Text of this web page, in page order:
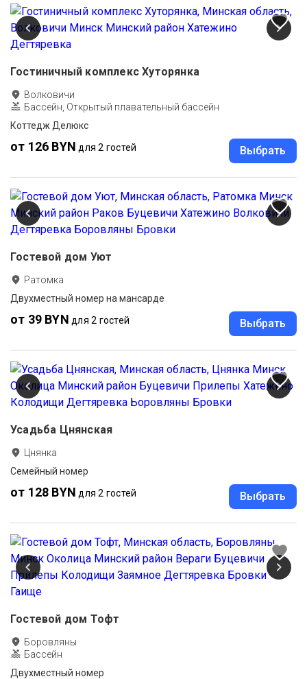
Гостиничный комплекс Хуторянка
Волковичи
Бассейн, Открытый плавательный бассейн
Коттедж Делюкс
от 126 BYN для 2 гостей Выбрать
Гостевой дом Уют
Ратомка
Двухместный номер на мансарде
от 39 BYN для 2 гостей Выбрать
Усадьба Цнянская
Цнянка
Семейный номер
от 128 BYN для 2 гостей Выбрать
Гостевой дом Тофт
Боровляны
Бассейн
Двухместный номер